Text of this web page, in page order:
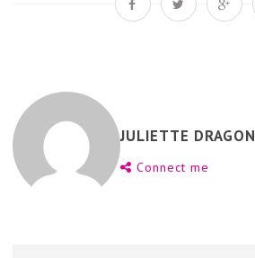
JULIETTE DRAGON
Connect me